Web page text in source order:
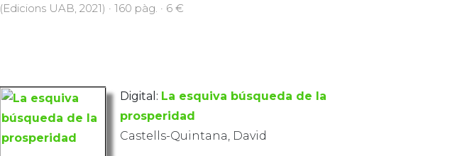
(Edicions UAB, 2021) · 160 pàg. · 6 €
Digital: La esquiva búsqueda de la
prosperidad
Castells-Quintana, David